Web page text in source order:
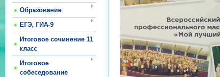
Образование
ЕГЭ, ГИА-9
Итоговое сочинение 11
класс
Итоговое
собеседование